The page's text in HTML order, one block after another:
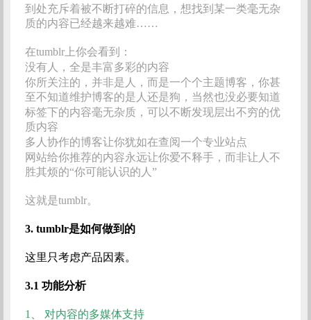
到处充斥着被不断打碎的信息，想找到某一类毫无杂
质的内容已经越来越难……
在tumblr上你会看到：
没有人，全是丰富多彩的内容
你所关注的，并非是人，而是一个个主题博客，你甚
至不知道维护博客的是人还是狗，当然也没必要知道
标签下的内容毫无杂质，可以不断发现层出不穷的优
质内容
多人协作的博客让你犹如在查阅一个专业站点
网站给你推荐的内容永远让你爱不释手，而非让人不
胜其烦的“你可能认识的人”
这就是tumblr。
3. tumblr是如何做到的
这里只考虑产品因素。
3.1 功能分析
1、 对内容的多媒体支持